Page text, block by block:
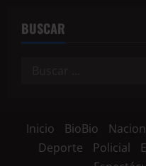
BUSCAR
Inicio BioBio
Deporte
Policial